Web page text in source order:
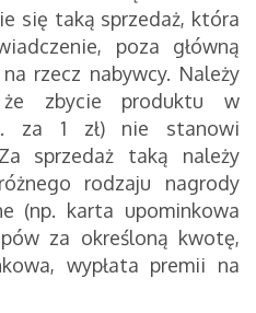
się taką sprzedaż, która
poza główną
rzecz nabywcy. Należy
zbycie produktu w
za 1 zł) nie stanowi
sprzedaż taką należy
rodzaju nagrody
(np. karta upominkowa
za określoną kwotę,
wypłata premii na